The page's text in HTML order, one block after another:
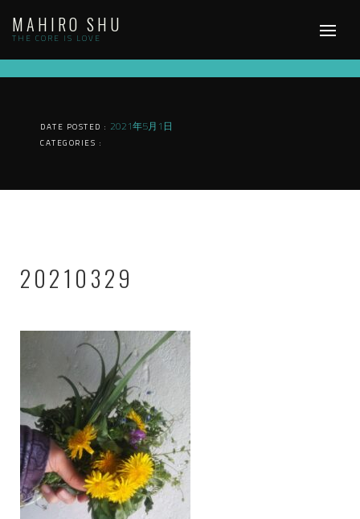
content
MAHIRO SHU
THE CORE IS LOVE
DATE POSTED : 2021年5月1日
CATEGORIES :
20210329